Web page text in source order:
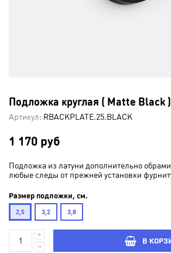
Подложка круглая ( Matte Black )
Артикул: RBACKPLATE.25.BLACK
1 170 руб
Подложка из латуни дополнительно
любые следы от прежней установки
Размер подложки, см.
2,5 3,2 3,8
В